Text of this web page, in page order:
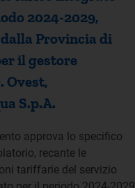
2024-2029,
Provincia di
il gestore
Ovest,
S.p.A.
approva lo specifico
recante le
tariffarie del servizio